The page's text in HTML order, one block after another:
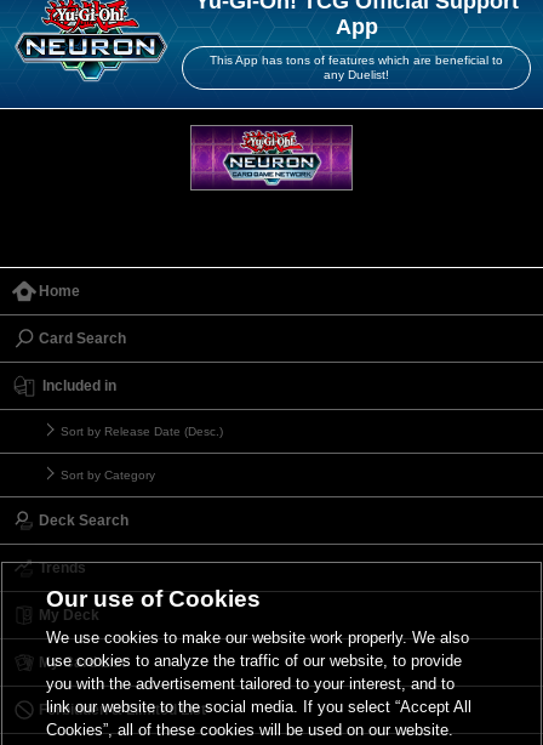
App
This App has tons of features which are beneficial to
any Duelist!
Home
Card Search
Included in
Sort by Release Date (Desc.)
Sort by Category
Deck Search
Trends
My Deck
My Card List
Forbidden & Limited List
Our use of Cookies
We use cookies to make our website work properly. We also
use cookies to analyze the traffic of our website, to provide
you with the advertisement tailored to your interest, and to
link our website to the social media. If you select “Accept All
Cookies”, all of these cookies will be used on our website.